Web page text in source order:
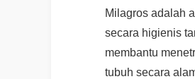
Milagros adalah
secara higienis
membantu
tubuh secara